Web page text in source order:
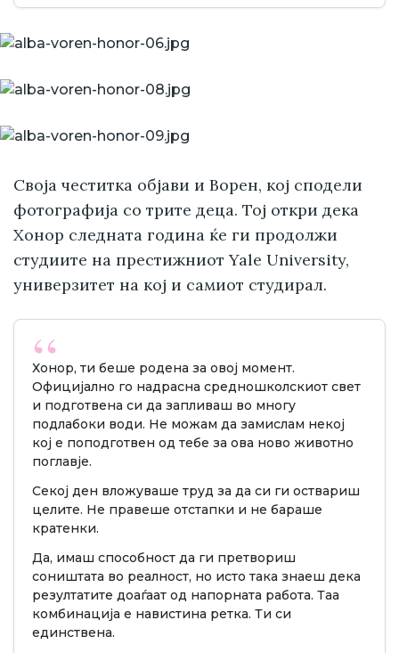
Своја честитка објави и Ворен, кој сподели
фотографија со трите деца. Тој откри дека
Хонор следната година ќе ги продолжи
студиите на престижниот Yale University,
универзитет на кој и самиот студирал.
Хонор, ти беше родена за овој момент.
Официјално го надрасна средношколскиот свет
и подготвена си да запливаш во многу
подлабоки води. Не можам да замислам некој
кој е поподготвен од тебе за ова ново животно
поглавје.
Секој ден вложуваше труд за да си ги оствариш
целите. Не правеше отстапки и не бараше
кратенки.
Да, имаш способност да ги претвориш
соништата во реалност, но исто така знаеш дека
резултатите доаѓаат од напорната работа. Таа
комбинација е навистина ретка. Ти си
единствена.